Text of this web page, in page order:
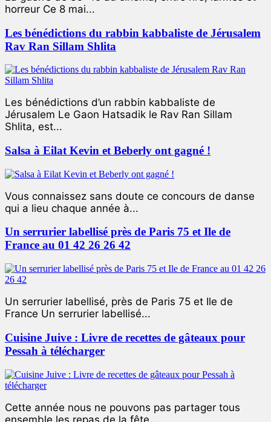
horreur Ce 8 mai...
Les bénédictions du rabbin kabbaliste de Jérusalem
Rav Ran Sillam Shlita
Les bénédictions d’un rabbin kabbaliste de
Jérusalem Le Gaon Hatsadik le Rav Ran Sillam
Shlita, est...
Salsa à Eilat Kevin et Beberly ont gagné !
Vous connaissez sans doute ce concours de danse
qui a lieu chaque année à...
Un serrurier labellisé près de Paris 75 et Ile de
France au 01 42 26 26 42
Un serrurier labellisé, près de Paris 75 et Ile de
France Un serrurier labellisé...
Cuisine Juive : Livre de recettes de gâteaux pour
Pessah à télécharger
Cette année nous ne pouvons pas partager tous
ensemble les repas de la fête...